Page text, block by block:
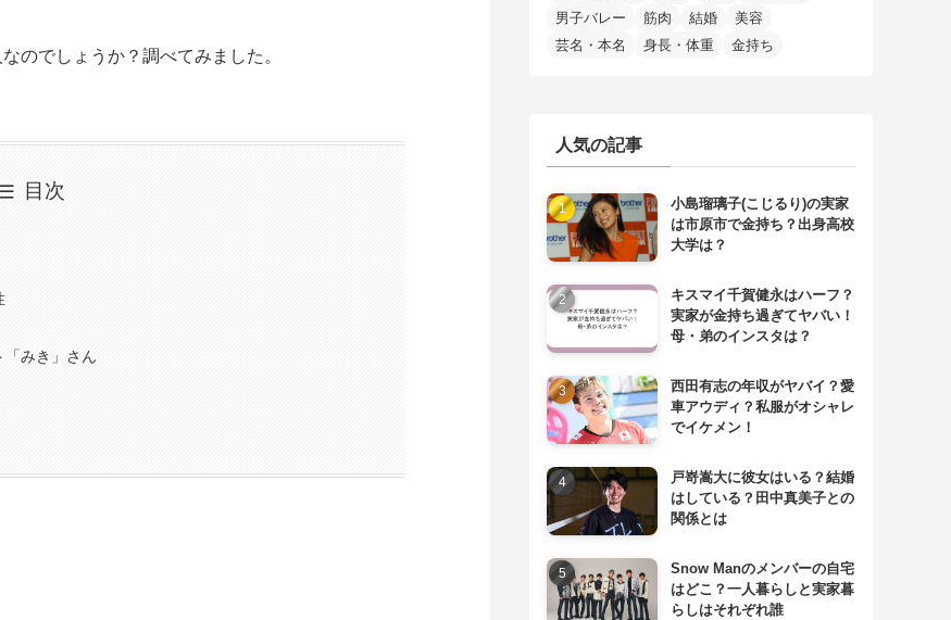
のでしょうか？調べてみました。
目次
みき」さん
男子バレー
筋肉 結婚
美容
芸名・本名
身長・体重 金持ち
人気の記事
小島瑠璃子(こじるり)の実家
は市原市で金持ち？出身高校
大学は？
キスマイ千賀健永はハーフ？
実家が金持ち過ぎてヤバい！
母・弟のインスタは？
西田有志の年収がヤバイ？愛
車アウディ？私服がオシャレ
でイケメン！
戸嵜嵩大に彼女はいる？結婚
はしている？田中真美子との
関係とは
Snow Manのメンバーの自宅
はどこ？一人暮らしと実家暮
らしはそれぞれ誰